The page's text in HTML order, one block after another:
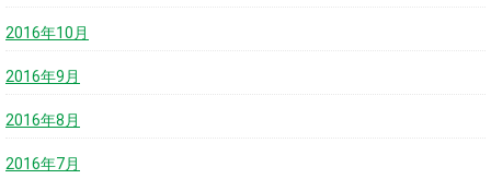
2016年10月
2016年9月
2016年8月
2016年7月